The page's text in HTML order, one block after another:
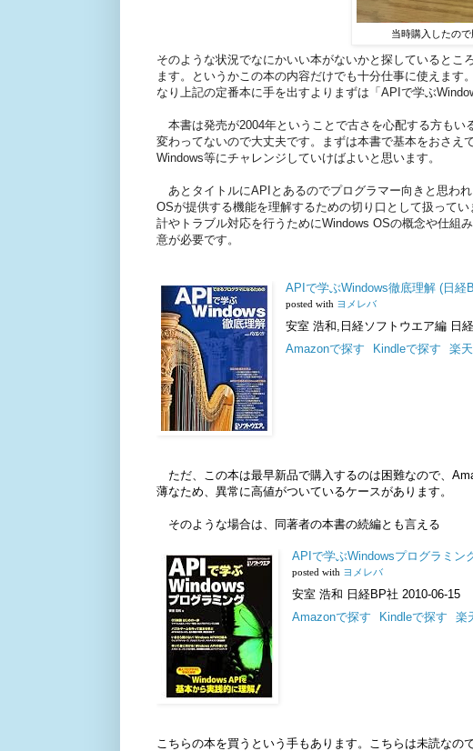
当時購入したの
そのような状況でなにかいい本がないかと探しているとこ
ます。というかこの本の内容だけでも十分仕事に使えま
なり上記の定番本に手を出すよりまずは「APIで学ぶ
本書は発売が2004年ということで古さを心配する方もい
変わってないので大丈夫です。まずは本書で基本をおさえ
Windows等にチャレンジしていけばよいと思います。
あとタイトルにAPIとあるのでプログラマー向きと思わ
OSが提供する機能を理解するための切り口として扱って
計やトラブル対応を行うためにWindows OSの概念や仕組
意が必要です。
APIで学ぶWindows徹底理解 (日経
posted with ヨメレバ
安室 浩和,日経ソフトウエア編 日
Amazonで探す
Kindleで探す 楽
ただ、この本は最早新品で購入するのは困難なので、
薄なため、異常に高値がついているケースがあります。
そのような場合は、同著者の本書の続編とも言える
APIで学ぶWindowsプログラミン
posted with ヨメレバ
安室 浩和 日経BP社 2010-06-15
Amazonで探す
Kindleで探す 楽
こちらの本を買うという手もあります。こちらは未読な